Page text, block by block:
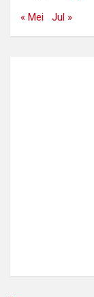
« Mei
Jul »